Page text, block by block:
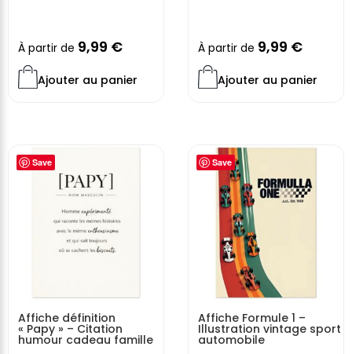
À partir de 9,99 €
Ajouter au panier
À partir de 9,99 €
Ajouter au panier
Save
Affiche définition
« Papy » – Citation
humour cadeau famille
Save
Affiche Formule 1 –
Illustration vintage sport
automobile